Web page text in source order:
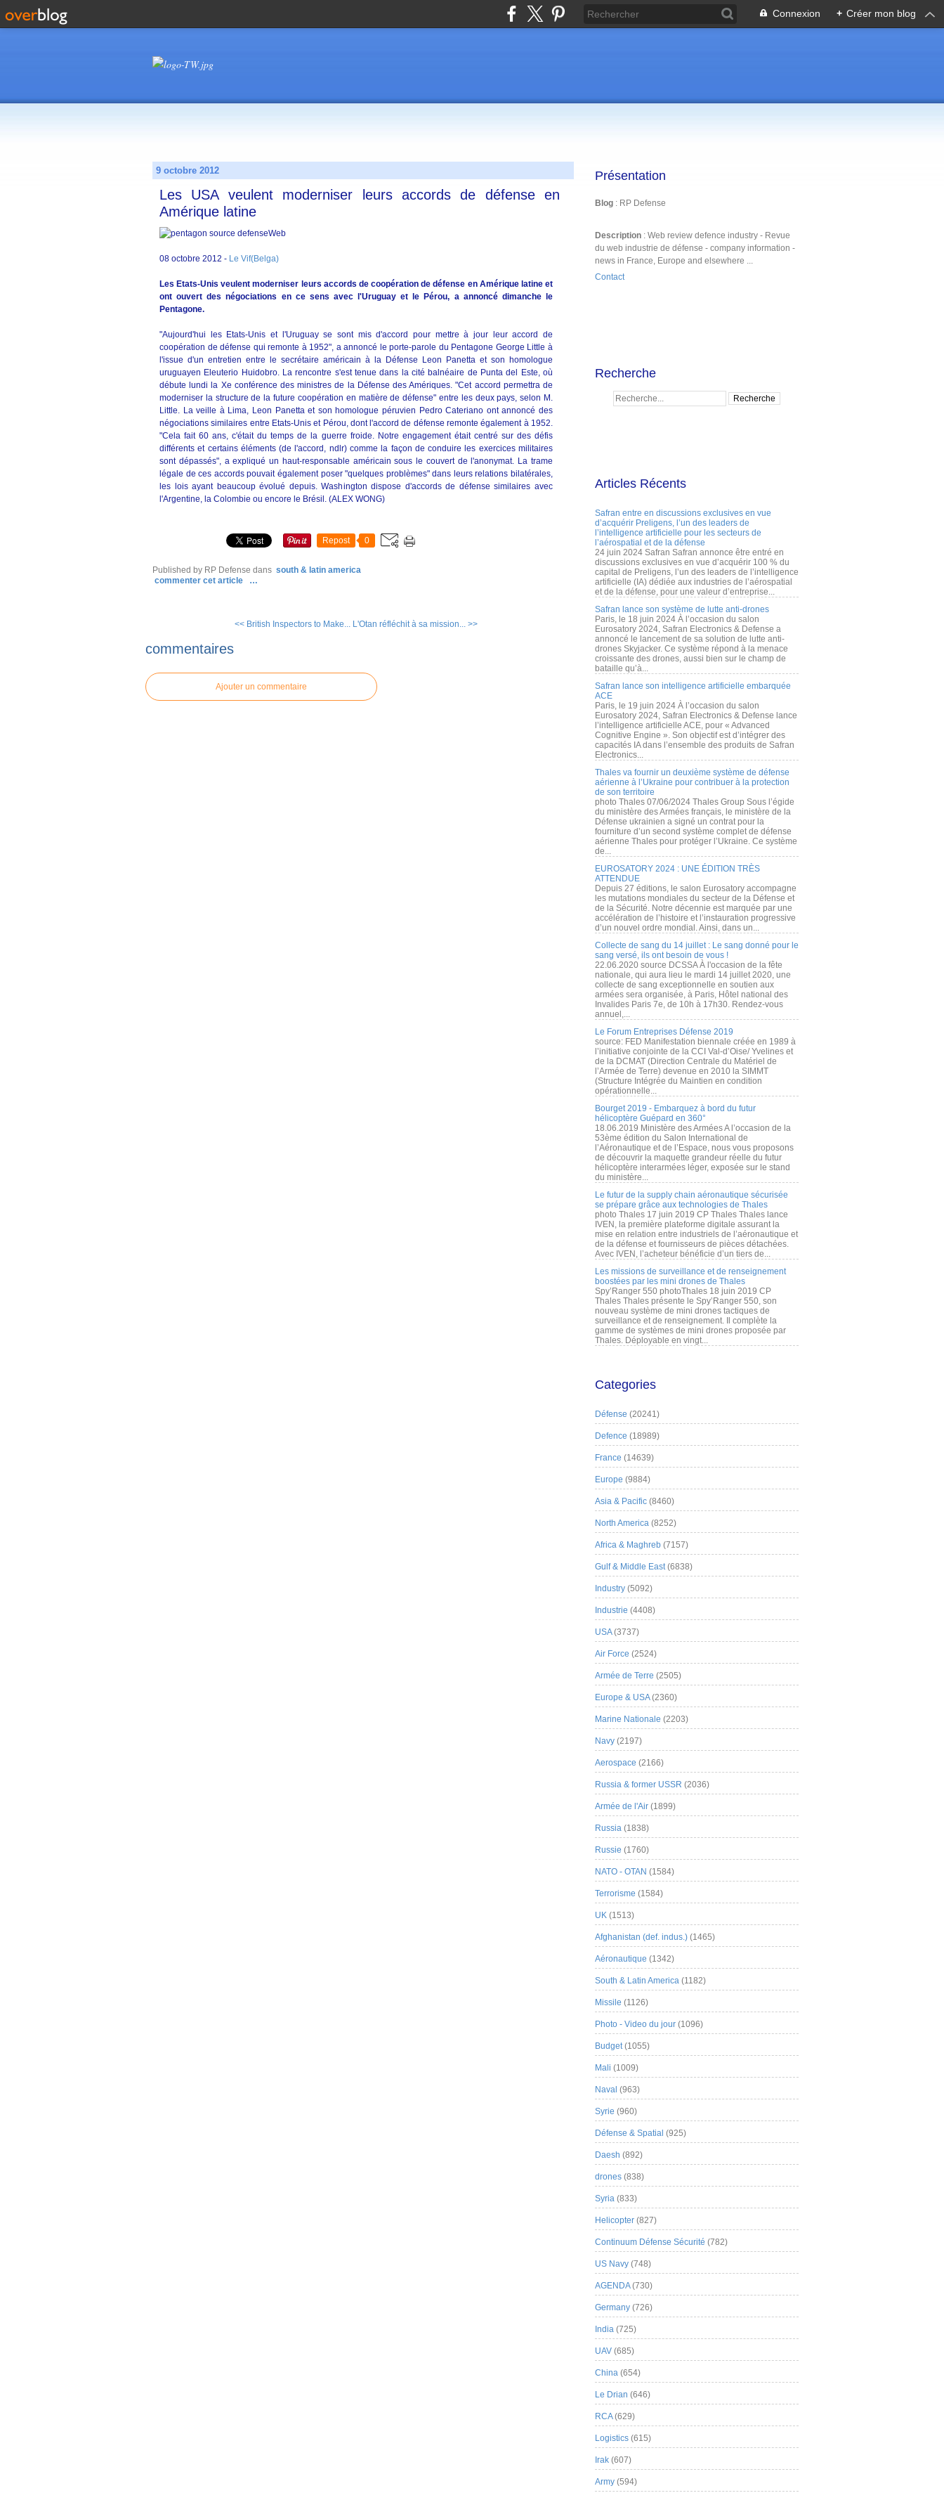
Connexion + Créer mon blog
9 octobre 2012
Les USA veulent moderniser leurs accords de défense en
Amérique latine
08 octobre 2012 - Le Vif(Belga)
Les Etats-Unis veulent moderniser leurs accords de coopération de défense en Amérique latine et
ont ouvert des négociations en ce sens avec l'Uruguay et le Pérou, a annoncé dimanche le
Pentagone.
"Aujourd'hui les Etats-Unis et l'Uruguay se sont mis d'accord pour mettre à jour leur accord de
coopération de défense qui remonte à 1952", a annoncé le porte-parole du Pentagone George Little à
l'issue d'un entretien entre le secrétaire américain à la Défense Leon Panetta et son homologue
uruguayen Eleuterio Huidobro. La rencontre s'est tenue dans la cité balnéaire de Punta del Este, où
débute lundi la Xe conférence des ministres de la Défense des Amériques. "Cet accord permettra de
moderniser la structure de la future coopération en matière de défense" entre les deux pays, selon M.
Little. La veille à Lima, Leon Panetta et son homologue péruvien Pedro Cateriano ont annoncé des
négociations similaires entre Etats-Unis et Pérou, dont l'accord de défense remonte également à 1952.
"Cela fait 60 ans, c'était du temps de la guerre froide. Notre engagement était centré sur des défis
différents et certains éléments (de l'accord, ndlr) comme la façon de conduire les exercices militaires
sont dépassés", a expliqué un haut-responsable américain sous le couvert de l'anonymat. La trame
légale de ces accords pouvait également poser "quelques problèmes" dans leurs relations bilatérales,
les lois ayant beaucoup évolué depuis. Washington dispose d'accords de défense similaires avec
l'Argentine, la Colombie ou encore le Brésil. (ALEX WONG)
Repost 0
Published by RP Defense dans south & latin america
commenter cet article
…
<< British Inspectors to Make... L'Otan réfléchit à sa mission... >>
commentaires
Ajouter un commentaire
Présentation
Blog : RP Defense
Description : Web review defence industry - Revue
du web industrie de défense - company information -
news in France, Europe and elsewhere ...
Contact
Recherche
Articles Récents
Safran entre en discussions exclusives en vue
d’acquérir Preligens, l’un des leaders de
l’intelligence artificielle pour les secteurs de
l’aérospatial et de la défense
24 juin 2024 Safran Safran annonce être entré en
discussions exclusives en vue d’acquérir 100 % du
capital de Preligens, l’un des leaders de l’intelligence
artificielle (IA) dédiée aux industries de l’aérospatial
et de la défense, pour une valeur d’entreprise...
Safran lance son système de lutte anti-drones
Paris, le 18 juin 2024 À l’occasion du salon
Eurosatory 2024, Safran Electronics & Defense a
annoncé le lancement de sa solution de lutte anti-
drones Skyjacker. Ce système répond à la menace
croissante des drones, aussi bien sur le champ de
bataille qu’à...
Safran lance son intelligence artificielle embarquée
ACE
Paris, le 19 juin 2024 À l’occasion du salon
Eurosatory 2024, Safran Electronics & Defense lance
l’intelligence artificielle ACE, pour « Advanced
Cognitive Engine ». Son objectif est d’intégrer des
capacités IA dans l’ensemble des produits de Safran
Electronics...
Thales va fournir un deuxième système de défense
aérienne à l’Ukraine pour contribuer à la protection
de son territoire
photo Thales 07/06/2024 Thales Group Sous l’égide
du ministère des Armées français, le ministère de la
Défense ukrainien a signé un contrat pour la
fourniture d’un second système complet de défense
aérienne Thales pour protéger l’Ukraine. Ce système
de...
EUROSATORY 2024 : UNE ÉDITION TRÈS
ATTENDUE
Depuis 27 éditions, le salon Eurosatory accompagne
les mutations mondiales du secteur de la Défense et
de la Sécurité. Notre décennie est marquée par une
accélération de l’histoire et l’instauration progressive
d’un nouvel ordre mondial. Ainsi, dans un...
Collecte de sang du 14 juillet : Le sang donné pour le
sang versé, ils ont besoin de vous !
22.06.2020 source DCSSA À l'occasion de la fête
nationale, qui aura lieu le mardi 14 juillet 2020, une
collecte de sang exceptionnelle en soutien aux
armées sera organisée, à Paris, Hôtel national des
Invalides Paris 7e, de 10h à 17h30. Rendez-vous
annuel,...
Le Forum Entreprises Défense 2019
source: FED Manifestation biennale créée en 1989 à
l’initiative conjointe de la CCI Val-d’Oise/ Yvelines et
de la DCMAT (Direction Centrale du Matériel de
l’Armée de Terre) devenue en 2010 la SIMMT
(Structure Intégrée du Maintien en condition
opérationnelle...
Bourget 2019 - Embarquez à bord du futur
hélicoptère Guépard en 360°
18.06.2019 Ministère des Armées A l’occasion de la
53ème édition du Salon International de
l’Aéronautique et de l’Espace, nous vous proposons
de découvrir la maquette grandeur réelle du futur
hélicoptère interarmées léger, exposée sur le stand
du ministère...
Le futur de la supply chain aéronautique sécurisée
se prépare grâce aux technologies de Thales
photo Thales 17 juin 2019 CP Thales Thales lance
IVEN, la première plateforme digitale assurant la
mise en relation entre industriels de l’aéronautique et
de la défense et fournisseurs de pièces détachées.
Avec IVEN, l’acheteur bénéficie d’un tiers de...
Les missions de surveillance et de renseignement
boostées par les mini drones de Thales
Spy’Ranger 550 photoThales 18 juin 2019 CP
Thales Thales présente le Spy’Ranger 550, son
nouveau système de mini drones tactiques de
surveillance et de renseignement. Il complète la
gamme de systèmes de mini drones proposée par
Thales. Déployable en vingt...
Categories
Défense (20241)
Defence (18989)
France (14639)
Europe (9884)
Asia & Pacific (8460)
North America (8252)
Africa & Maghreb (7157)
Gulf & Middle East(6838)
Industry (5092)
Industrie (4408)
USA(3737)
Air Force (2524)
Armée de Terre (2505)
Europe & USA(2360)
Marine Nationale (2203)
Navy (2197)
Aerospace (2166)
Russia & former USSR (2036)
Armée de l'Air (1899)
Russia (1838)
Russie (1760)
NATO - OTAN (1584)
Terrorisme (1584)
UK (1513)
Afghanistan (def. indus.) (1465)
Aéronautique (1342)
South & Latin America (1182)
Missile (1126)
Photo - Video du jour (1096)
Budget(1055)
Mali (1009)
Naval (963)
Syrie (960)
Défense & Spatial (925)
Daesh (892)
drones (838)
Syria (833)
Helicopter (827)
Continuum Défense Sécurité (782)
US Navy (748)
AGENDA(730)
Germany (726)
India (725)
UAV (685)
China (654)
Le Drian (646)
RCA(629)
Logistics (615)
Irak (607)
Army (594)